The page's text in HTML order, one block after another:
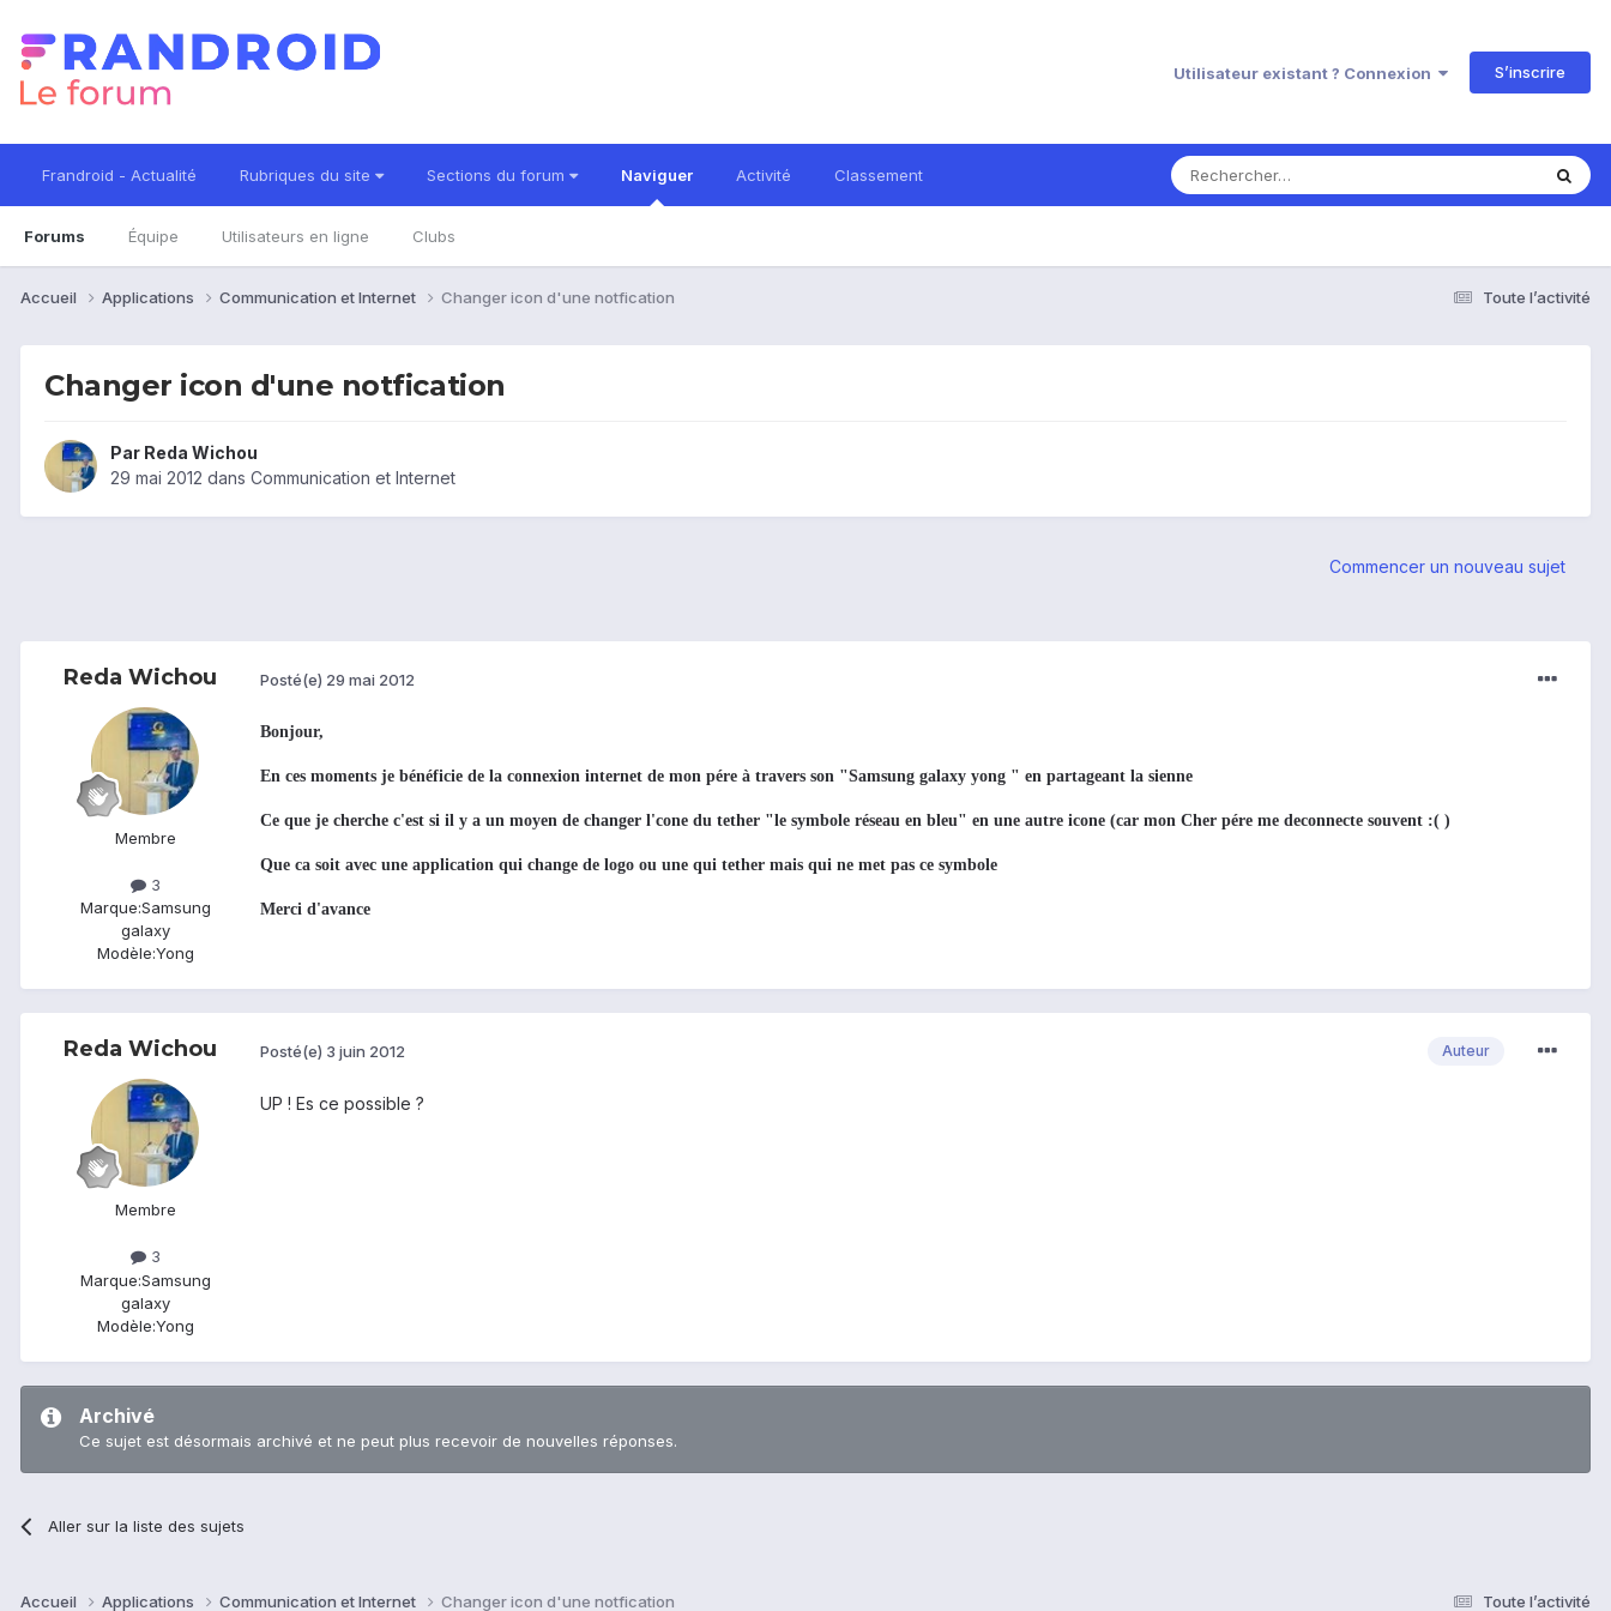
Utilisateur existant ? Connexion S’inscrire
Frandroid - Actualité Rubriques du site Sections du forum Naviguer
Forums Équipe Utilisateurs en ligne Clubs
Activité Classement
Toute l’activité
Accueil Applications Communication et Internet Changer icon d'une notfication
Changer icon d'une notfication
Par Reda Wichou
29 mai 2012 dans Communication et Internet
Commencer un nouveau sujet
Reda Wichou
Membre
3
Marque:Samsung
galaxy
Modèle:Yong
Posté(e) 29 mai 2012
Bonjour,
En ces moments je bénéficie de la connexion internet de mon pére à travers son "Samsung galaxy yong " en partageant la sienne
Ce que je cherche c'est si il y a un moyen de changer l'cone du tether "le symbole réseau en bleu" en une autre icone (car mon Cher pére me deconnecte souvent :( )
Que ca soit avec une application qui change de logo ou une qui tether mais qui ne met pas ce symbole
Merci d'avance
Reda Wichou
Membre
3
Marque:Samsung
galaxy
Modèle:Yong
Auteur
Posté(e) 3 juin 2012
UP ! Es ce possible ?
Archivé
Ce sujet est désormais archivé et ne peut plus recevoir de nouvelles réponses.
Aller sur la liste des sujets
Toute l’activité
Accueil Applications Communication et Internet Changer icon d'une notfication